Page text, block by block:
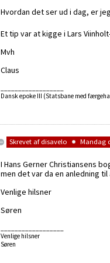
Hvordan det ser ud i dag, er
Et tip var at kigge i Lars
Mvh
Claus
Dansk epoke III (Statsbane med
Skrevet af disavelo Mandag
I Hans Gerner Christiansens
men det var da en anledning
Venlige hilsner
Søren
Venlige hilsner
Søren